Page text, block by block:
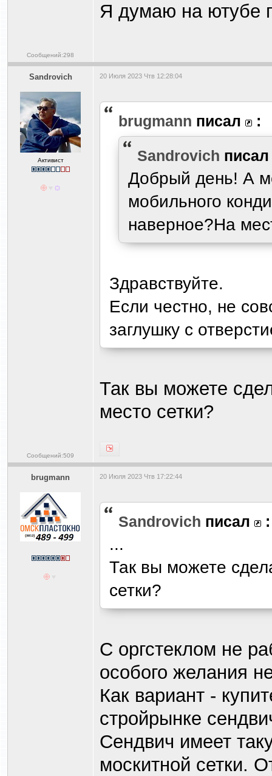
Сообщений:298
Я думаю на ютубе
Sandrovich
Активист
Сообщений:509
20 Июля 2023 Чтв 12:28:04
brugmann писал :
Sandrovich
Добрый день! А
мобильного
наверное?На
Здравствуйте.
Если честно, не
заглушку с
Так вы можете
место сетки?
brugmann 20 Июля 2023 Чтв 17:22:44
Sandrovich писал :
...
Так вы можете
сетки?
С оргстеклом не
особого желания
Как вариант -
стройрынке
Сендвич имеет
москитной сетки.